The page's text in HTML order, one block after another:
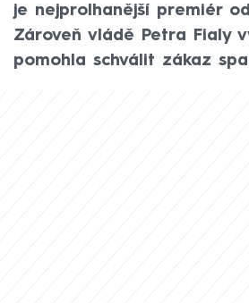
je nejprolhanější premiér
Zároveň vládě Petra Fialy
pomohla schválit zákaz